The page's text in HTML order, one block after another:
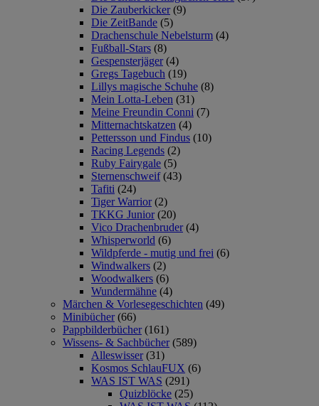
Die Zauberkicker (9)
Die ZeitBande (5)
Drachenschule Nebelsturm (4)
Fußball-Stars (8)
Gespensterjäger (4)
Gregs Tagebuch (19)
Lillys magische Schuhe (8)
Mein Lotta-Leben (31)
Meine Freundin Conni (7)
Mitternachtskatzen (4)
Pettersson und Findus (10)
Racing Legends (2)
Ruby Fairygale (5)
Sternenschweif (43)
Tafiti (24)
Tiger Warrior (2)
TKKG Junior (20)
Vico Drachenbruder (4)
Whisperworld (6)
Wildpferde - mutig und frei (6)
Windwalkers (2)
Woodwalkers (6)
Wundermähne (4)
Märchen & Vorlesegeschichten (49)
Minibücher (66)
Pappbilderbücher (161)
Wissens- & Sachbücher (589)
Alleswisser (31)
Kosmos SchlauFUX (6)
WAS IST WAS (291)
Quizblöcke (25)